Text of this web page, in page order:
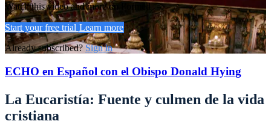
Watch this video and more on Formed
Start your free trial Learn more
Already subscribed? Sign in
ECHO en Español con el Obispo Donald Hying
La Eucaristía: Fuente y culmen de la vida
cristiana